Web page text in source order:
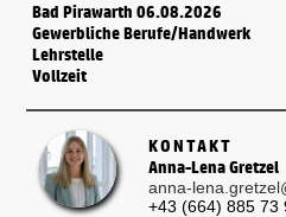
Bad Pirawarth 06.08.2026
Gewerbliche Berufe/Handwerk
Lehrstelle
Vollzeit
KONTAKT
Anna-Lena Gretzel
anna-
+43 (664) 885 73